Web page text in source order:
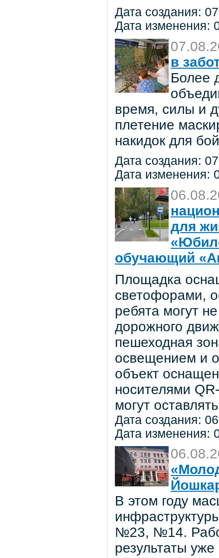
Дата создания:
Дата изменения:
в
Более
время, силы и
плетение
накидок для
Дата создания:
Дата изменения:
для
обучающий
Площадка
светофорами,
ребята могут
дорожного
пешеходная
освещением и
объект
носителями
могут
Дата создания:
Дата изменения:
В этом году
№23, №14.
результаты